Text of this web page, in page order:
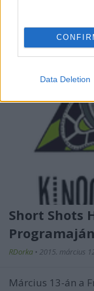
Data Deletion
Short Shots
RDorka • 2015. március
Március 13-án a